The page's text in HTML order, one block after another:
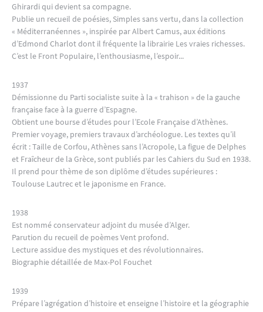
Ghirardi qui devient sa compagne.
Publie un recueil de poésies, Simples sans vertu, dans la collection
« Méditerranéennes », inspirée par Albert Camus, aux éditions
d’Edmond Charlot dont il fréquente la librairie Les vraies richesses.
C’est le Front Populaire, l’enthousiasme, l’espoir...
1937
Démissionne du Parti socialiste suite à la « trahison » de la gauche
française face à la guerre d’Espagne.
Obtient une bourse d’études pour l’Ecole Française d’Athènes.
Premier voyage, premiers travaux d’archéologue. Les textes qu’il
écrit : Taille de Corfou, Athènes sans l’Acropole, La figue de Delphes
et Fraîcheur de la Grèce, sont publiés par les Cahiers du Sud en 1938.
Il prend pour thème de son diplôme d’études supérieures :
Toulouse Lautrec et le japonisme en France.
1938
Est nommé conservateur adjoint du musée d’Alger.
Parution du recueil de poèmes Vent profond.
Lecture assidue des mystiques et des révolutionnaires.
Biographie détaillée de Max-Pol Fouchet
1939
Prépare l’agrégation d’histoire et enseigne l’histoire et la géographie